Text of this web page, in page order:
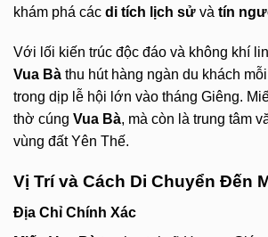
khám phá các di tích lịch sử và tín
Với lối kiến trúc độc đáo và không khí
Vua Bà thu hút hàng ngàn du khách
trong dịp lễ hội lớn vào tháng Giêng.
thờ cúng Vua Bà, mà còn là trung tâm
vùng đất Yên Thế.
Vị Trí và Cách Di Chuyển Đến
Địa Chỉ Chính Xác